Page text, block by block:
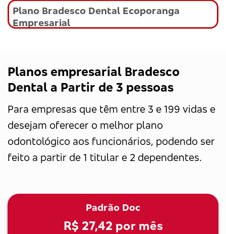
Plano Bradesco Dental Ecoporanga
Empresarial
Planos empresarial Bradesco
Dental a Partir de 3 pessoas
Para empresas que têm entre 3 e 199 vidas e
desejam oferecer o melhor plano
odontológico aos funcionários, podendo ser
feito a partir de 1 titular e 2 dependentes.
Padrão Doc
R$ 27,42 por mês